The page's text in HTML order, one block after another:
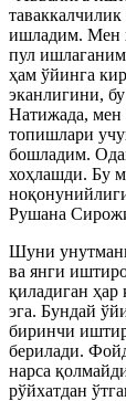
ишладим. Мен
пул
ҳам ўйинга
эканлигини,
Натижада, мен
топишлари
бошладим.
хоҳлашди. Бу
Рушана
Шуни
ва янги
қиладиган
эга. Бундай
биринчи
берилади.
нарса
рўйхатдан